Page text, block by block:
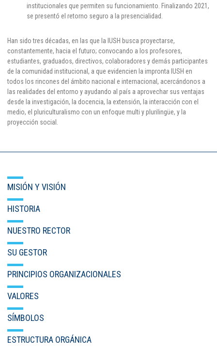
institucionales que permiten su funcionamiento. Finalizando 2021,
se presentó el retorno seguro a la presencialidad.
Han sido tres décadas, en las que la IUSH busca proyectarse,
constantemente, hacia el futuro; convocando a los profesores,
estudiantes, graduados, directivos, colaboradores y demás participantes
de la comunidad institucional, a que evidencien la impronta IUSH en
todos los rincones del ámbito nacional e internacional, acercándonos a
las realidades del entorno y ayudando al país a aprovechar sus ventajas
desde la investigación, la docencia, la extensión, la interacción con el
medio, el pluriculturalismo con un enfoque multi y plurilingüe, y la
proyección social.
MISIÓN Y VISIÓN
HISTORIA
NUESTRO RECTOR
SU GESTOR
PRINCIPIOS ORGANIZACIONALES
VALORES
SÍMBOLOS
ESTRUCTURA ORGÁNICA